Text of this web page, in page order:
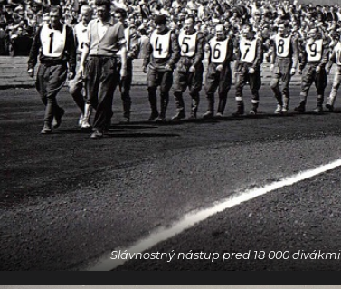
Slávnostný nástup pred 18 000 divákmi